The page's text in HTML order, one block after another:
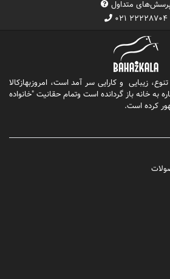
متداول
۰۲۱ ۲۲۲۲۸۷۰۴
زیبایی و کارایی سر آمد است، امروزبهازکالا
به خانه باز گردانده است وتمام حقانیت "خانواده
کرده است.